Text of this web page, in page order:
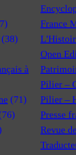
(38)
à
(71)
France
Open
Pilier –
Pilier –
Presse
Revue